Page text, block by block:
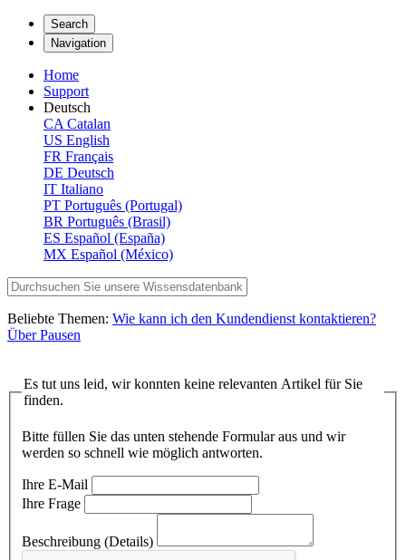
Search
Navigation
Home
Support
Deutsch
CA Catalan
US English
FR Français
DE Deutsch
IT Italiano
PT Português (Portugal)
BR Português (Brasil)
ES Español (España)
MX Español (México)
Beliebte Themen: Wie kann ich den Kundendienst kontaktieren?
Über Pausen
Es tut uns leid, wir konnten keine relevanten Artikel für Sie
finden.
Bitte füllen Sie das unten stehende Formular aus und wir
werden so schnell wie möglich antworten.
Ihre E-Mail
Ihre Frage
Beschreibung (Details)